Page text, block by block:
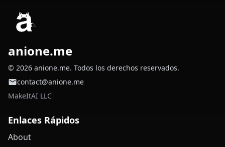
anione.me
© 2026 anione.me. Todos los derechos reservados.
contact@anione.me
MakeItAI LLC
Enlaces Rápidos
About